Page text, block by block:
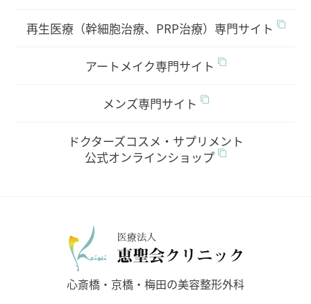
再生医療（幹細胞治療、PRP治療）専門サイト
アートメイク専門サイト
メンズ専門サイト
ドクターズコスメ・サプリメント
公式オンラインショップ
医療法人
心斎橋・京橋・梅田の美容整形外科